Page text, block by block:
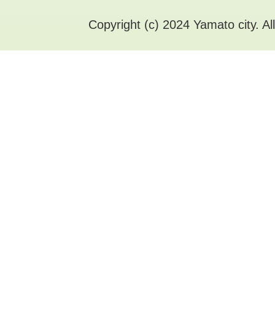
Copyright (c) 2024 Yamato city.